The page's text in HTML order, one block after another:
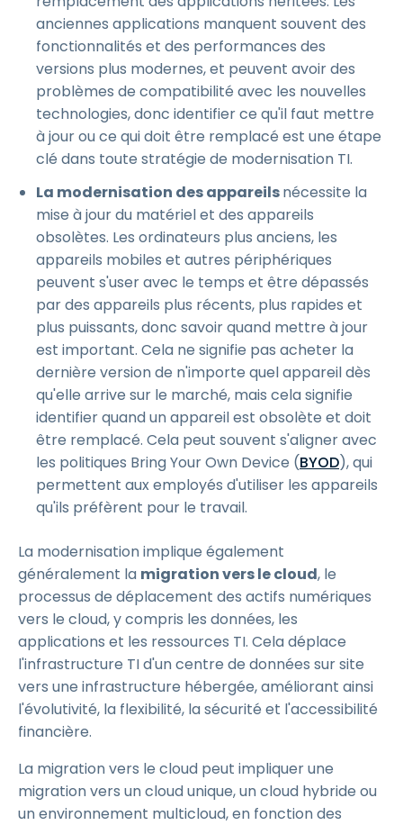
anciennes applications manquent souvent des
fonctionnalités et des performances des
versions plus modernes, et peuvent avoir des
problèmes de compatibilité avec les nouvelles
technologies, donc identifier ce qu'il faut mettre
à jour ou ce qui doit être remplacé est une étape
clé dans toute stratégie de modernisation TI.
La modernisation des appareilsnécessite la
mise à jour du matériel et des appareils
obsolètes. Les ordinateurs plus anciens, les
appareils mobiles et autres périphériques
peuvent s'user avec le temps et être dépassés
par des appareils plus récents, plus rapides et
plus puissants, donc savoir quand mettre à jour
est important. Cela ne signifie pas acheter la
dernière version de n'importe quel appareil dès
qu'elle arrive sur le marché, mais cela signifie
identifier quand un appareil est obsolète et doit
être remplacé. Cela peut souvent s'aligner avec
les politiques Bring Your Own Device (BYOD), qui
permettent aux employés d'utiliser les appareils
qu'ils préfèrent pour le travail.
La modernisation implique également
généralement la migration vers le cloud, le
processus de déplacement des actifs numériques
vers le cloud, y compris les données, les
applications et les ressources TI. Cela déplace
l'infrastructure TI d'un centre de données sur site
vers une infrastructure hébergée, améliorant ainsi
l'évolutivité, la flexibilité, la sécurité et l'accessibilité
financière.
La migration vers le cloud peut impliquer une
migration vers un cloud unique, un cloud hybride ou
un environnement multicloud, en fonction des